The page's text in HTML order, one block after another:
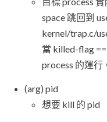
space 跳回到
kernel/trap.c/
當 killed-flag
process 的運行
(arg) pid
想要 kill 的 pid